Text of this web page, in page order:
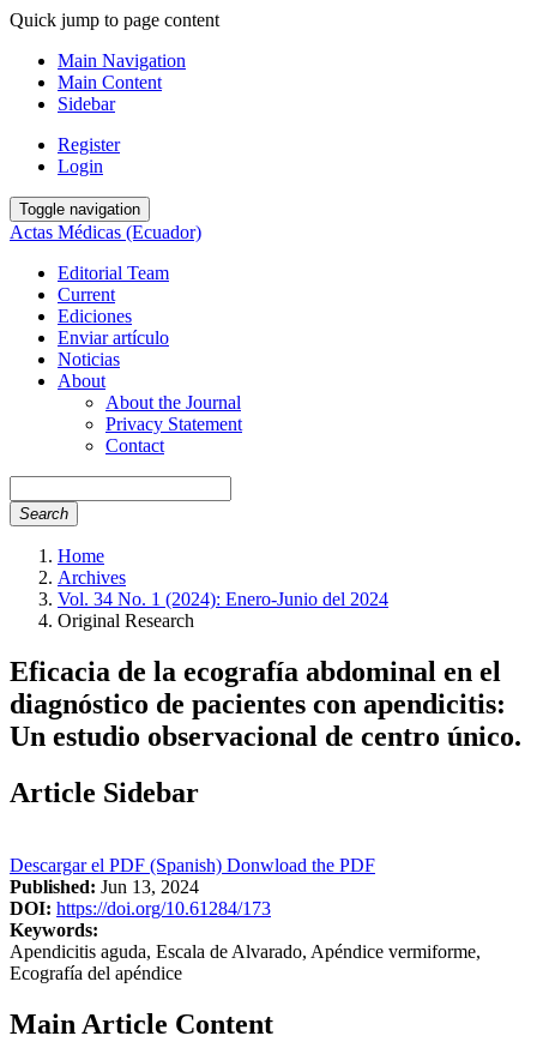
Quick jump to page content
Main Navigation
Main Content
Sidebar
Register
Login
Toggle navigation
Actas Médicas (Ecuador)
Editorial Team
Current
Ediciones
Enviar artículo
Noticias
About
About the Journal
Privacy Statement
Contact
Search
Home
Archives
Vol. 34 No. 1 (2024): Enero-Junio del 2024
Original Research
Eficacia de la ecografía abdominal en el
diagnóstico de pacientes con apendicitis:
Un estudio observacional de centro único.
Article Sidebar
Descargar el PDF (Spanish) Donwload the PDF
Published: Jun 13, 2024
DOI: https://doi.org/10.61284/173
Keywords:
Apendicitis aguda, Escala de Alvarado, Apéndice vermiforme,
Ecografía del apéndice
Main Article Content